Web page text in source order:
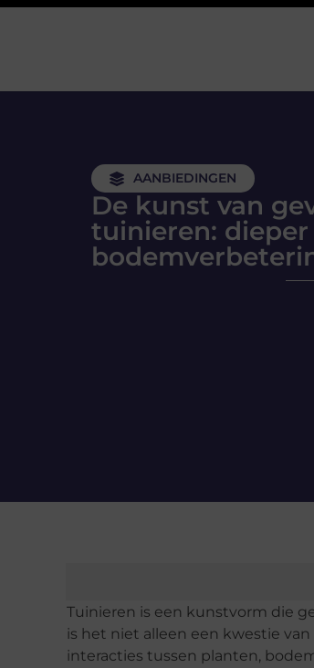
AANBIEDINGEN
De kunst van
tuinieren:
Tuinieren is een kunstvorm die
is het niet alleen een kwestie
interacties tussen planten,